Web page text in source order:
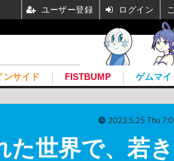
ンサイド FISTBUMP ゲムマイ
世界で、若き
2023.5.25 Thu
ユーザー登録 ログイン